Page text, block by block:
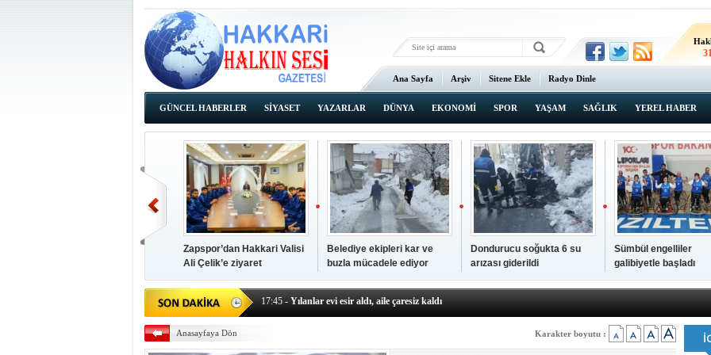
Ana Sayfa Arşiv Sitene Ekle Radyo Dinle
GÜNCEL HABERLER SİYASET YAZARLAR DÜNYA EKONOMİ SPOR YAŞAM SAĞLIK YEREL HABER
Zapspor’dan Hakkari Valisi
Ali Çelik’e ziyaret
Belediye ekipleri kar ve
buzla mücadele ediyor
Dondurucu soğukta 6 su
arızası giderildi
Sümbül engelliler
galibiyetle başladı
17:45 - Yılanlar evi esir aldı, aile çaresiz kaldı
17:43- Hakkari Cumhuriyet Başsavcısı Ufuk Turan görevine başladı
17:37- Başkan Büyüksu: Gençlerimiz için geleceğe yatırım yapıyoruz
Anasayfaya Dön Karakter boyutu :